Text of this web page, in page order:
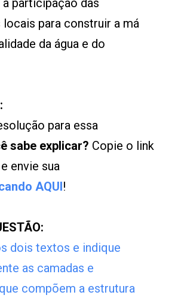
participação das
locais para construir a má
da água e do
para essa
sabe explicar? Copie o link
envie sua
AQUI!
dois textos e indique
as camadas e
compõem a estrutura